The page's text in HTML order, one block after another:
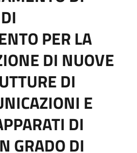
PER LA
DI NUOVE
DI
E
DI
GRADO DI